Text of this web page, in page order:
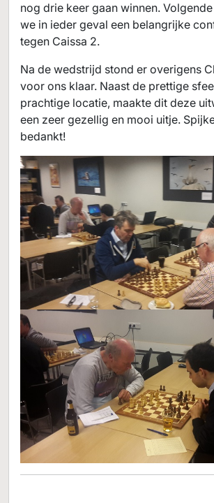
nog drie keer gaan winnen.
we in ieder geval een belangrijke
tegen Caissa 2.
Na de wedstrijd stond er overigens
voor ons klaar. Naast de prettige
prachtige locatie, maakte dit deze
een zeer gezellig en mooi uitje.
bedankt!